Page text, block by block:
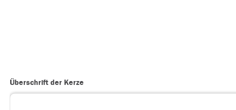
Überschrift der Kerze